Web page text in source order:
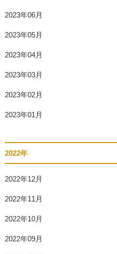
2023年06月
2023年05月
2023年04月
2023年03月
2023年02月
2023年01月
2022年
2022年12月
2022年11月
2022年10月
2022年09月